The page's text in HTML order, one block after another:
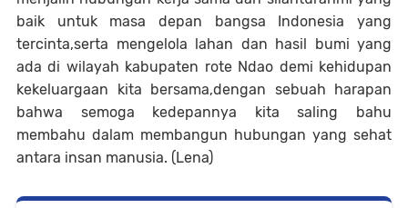
baik untuk masa depan bangsa Indonesia yang
tercinta,serta mengelola lahan dan hasil bumi yang
ada di wilayah kabupaten rote Ndao demi kehidupan
kekeluargaan kita bersama,dengan sebuah harapan
bahwa semoga kedepannya kita saling bahu
membahu dalam membangun hubungan yang sehat
antara insan manusia. (Lena)